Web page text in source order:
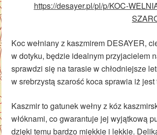
https://desayer.pl/pl/p/KOC-
Koc wełniany z kaszmirem DESAYER,
w dotyku, będzie idealnym przyjacielem
sprawdzi się na tarasie w chłodniejsze
w srebrzystą szarość koca sprawia iż
Kaszmir to gatunek wełny z kóz
włóknami, co gwarantuje jej wyjątkową
dzięki temu bardzo miękkie i lekkie.